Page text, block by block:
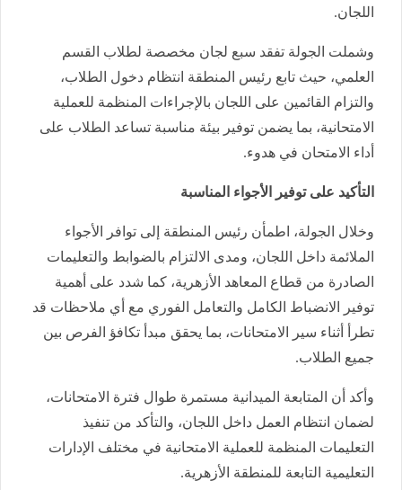
اللجان.
وشملت الجولة تفقد سبع لجان مخصصة لطلاب القسم
العلمي، حيث تابع رئيس المنطقة انتظام دخول الطلاب،
والتزام القائمين على اللجان بالإجراءات المنظمة للعملية
الامتحانية، بما يضمن توفير بيئة مناسبة تساعد الطلاب على
أداء الامتحان في هدوء.
التأكيد على توفير الأجواء المناسبة
وخلال الجولة، اطمأن رئيس المنطقة إلى توافر الأجواء
الملائمة داخل اللجان، ومدى الالتزام بالضوابط والتعليمات
الصادرة من قطاع المعاهد الأزهرية، كما شدد على أهمية
توفير الانضباط الكامل والتعامل الفوري مع أي ملاحظات قد
تطرأ أثناء سير الامتحانات، بما يحقق مبدأ تكافؤ الفرص بين
جميع الطلاب.
وأكد أن المتابعة الميدانية مستمرة طوال فترة الامتحانات،
لضمان انتظام العمل داخل اللجان، والتأكد من تنفيذ
التعليمات المنظمة للعملية الامتحانية في مختلف الإدارات
التعليمية التابعة للمنطقة الأزهرية.